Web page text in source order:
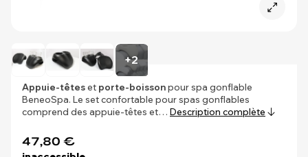
+2
Appuie-têteset porte-boissonpour spa gonflable
BeneoSpa. Le set confortable pour spas gonflables
comprend des appuie-têtes et… Description complète
47,80 €